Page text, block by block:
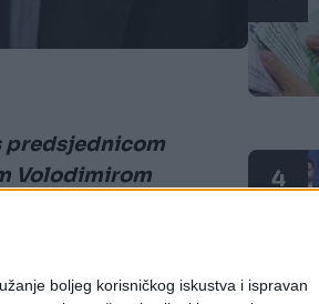
boljeg korisničkog iskustva i ispravan
predsjednicom
Volodimirom
posebno ove
4